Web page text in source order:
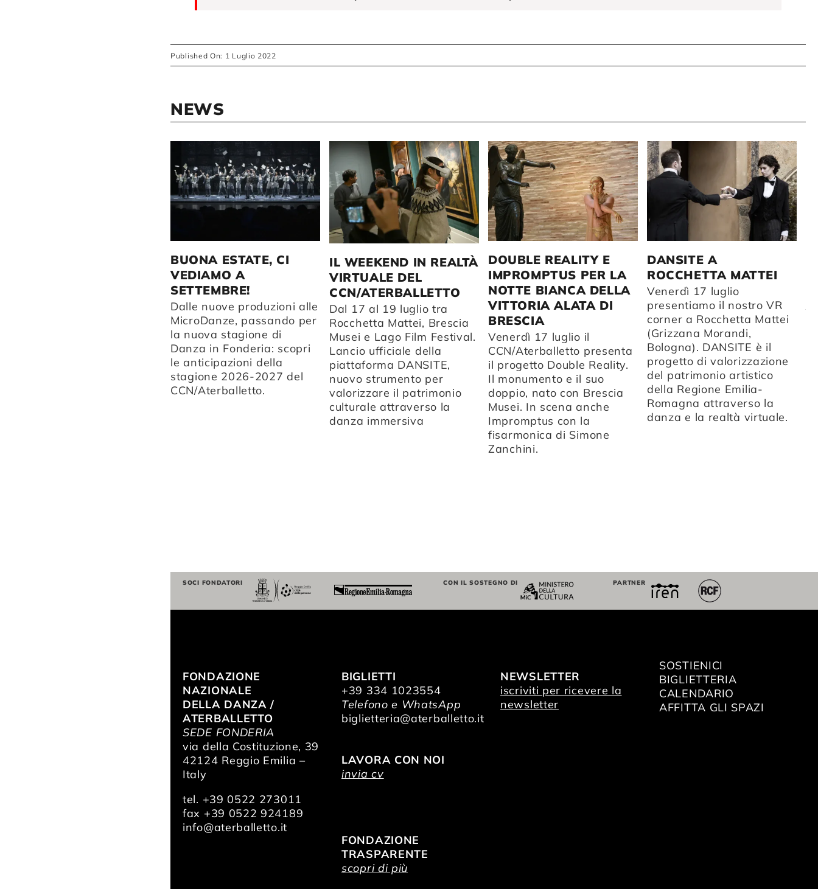
Published On: 1 Luglio 2022
NEWS
BUONA ESTATE, CI
VEDIAMO A
SETTEMBRE!
Dalle nuove produzioni alle
MicroDanze, passando per
la nuova stagione di
Danza in Fonderia: scopri
le anticipazioni della
stagione 2026-2027 del
CCN/Aterballetto.
IL WEEKEND IN REALTÀ
VIRTUALE DEL
CCN/ATERBALLETTO
Dal 17 al 19 luglio tra
Rocchetta Mattei, Brescia
Musei e Lago Film Festival.
Lancio ufficiale della
piattaforma DANSITE,
nuovo strumento per
valorizzare il patrimonio
culturale attraverso la
danza immersiva
DOUBLE REALITY E
IMPROMPTUS PER LA
NOTTE BIANCA DELLA
VITTORIA ALATA DI
BRESCIA
Venerdì 17 luglio il
CCN/Aterballetto presenta
il progetto Double Reality.
Il monumento e il suo
doppio, nato con Brescia
Musei. In scena anche
Impromptus con la
fisarmonica di Simone
Zanchini.
DANSITE A
ROCCHETTA MATTEI
Venerdì 17 luglio
presentiamo il nostro VR
corner a Rocchetta Mattei
(Grizzana Morandi,
Bologna). DANSITE è il
progetto di valorizzazione
del patrimonio artistico
della Regione Emilia-
Romagna attraverso la
danza e la realtà virtuale.
SOCI FONDATORI CON IL SOSTEGNO DI PARTNER
FONDAZIONE
NAZIONALE
DELLA DANZA /
ATERBALLETTO
SEDE FONDERIA
via della Costituzione, 39
42124 Reggio Emilia –
Italy
tel. +39 0522 273011
fax +39 0522 924189
info@aterballetto.it
BIGLIETTI
+39 334 1023554
Telefono e WhatsApp
biglietteria@aterballetto.it
LAVORA CON NOI
invia cv
FONDAZIONE
TRASPARENTE
scopri di più
NEWSLETTER
iscriviti per ricevere la
newsletter
SOSTIENICI
BIGLIETTERIA
CALENDARIO
AFFITTA GLI SPAZI